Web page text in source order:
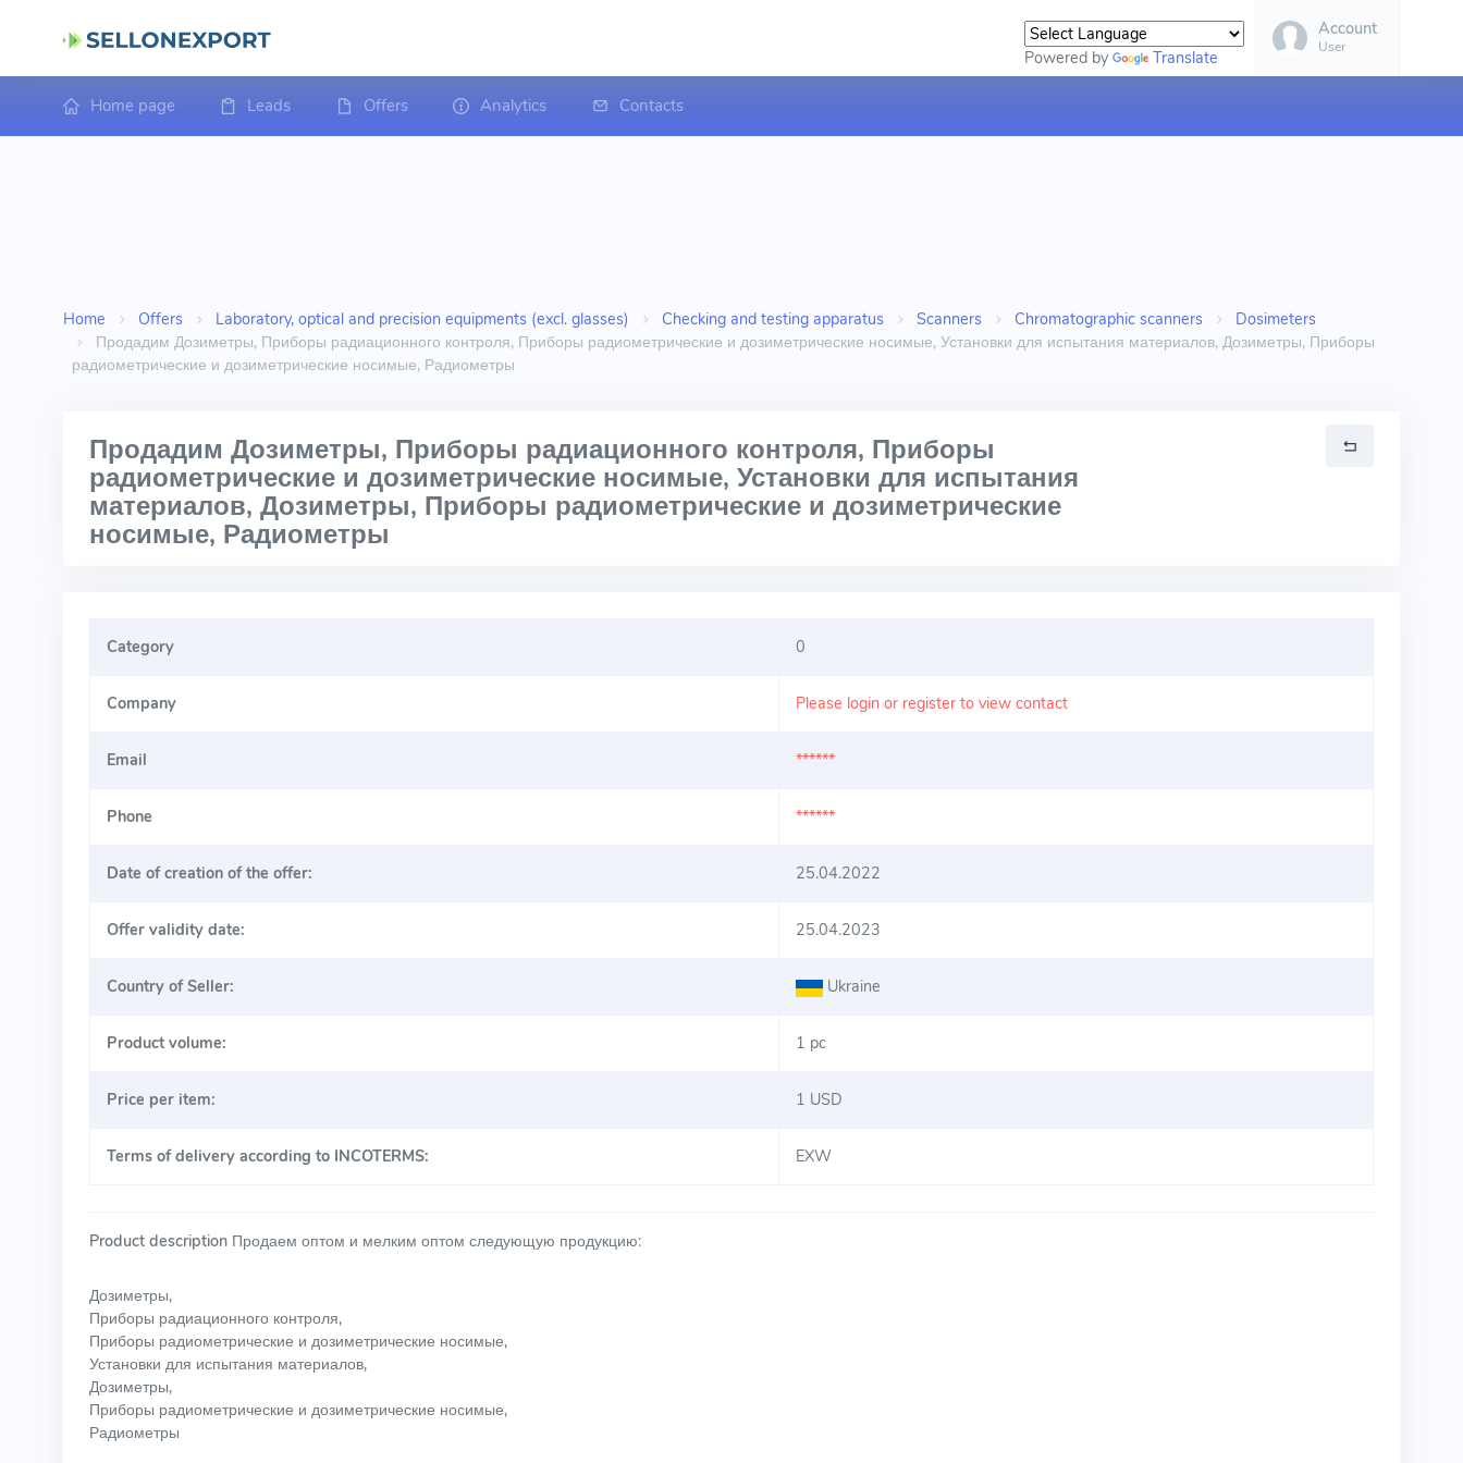
Powered by Translate
Account
User
Home page Leads Offers Analytics Contacts
Home Offers Laboratory, optical and precision equipments (excl. glasses) Checking and testing apparatus Scanners Chromatographic scanners
Dosimeters
Продадим Дозиметры, Приборы радиационного контроля, Приборы радиометрические и дозиметрические носимые, Установки для испытания материалов, Дозиметры, Приборы
радиометрические и дозиметрические носимые, Радиометры
Продадим Дозиметры, Приборы радиационного контроля, Приборы
радиометрические и дозиметрические носимые, Установки для испытания
материалов, Дозиметры, Приборы радиометрические и дозиметрические
носимые, Радиометры
Category 0
Company Please login or register to view contact
Email ******
Phone ******
Date of creation of the offer: 25.04.2022
Offer validity date: 25.04.2023
Country of Seller: Ukraine
Product volume: 1 pc
Price per item: 1 USD
Terms of delivery according to INCOTERMS: EXW
Product descriptionПродаем оптом и мелким оптом следующую продукцию:
Дозиметры,
Приборы радиационного контроля,
Приборы радиометрические и дозиметрические носимые,
Установки для испытания материалов,
Дозиметры,
Приборы радиометрические и дозиметрические носимые,
Радиометры